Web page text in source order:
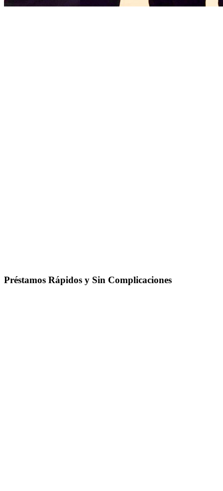
Préstamos Rápidos y Sin Complicaciones